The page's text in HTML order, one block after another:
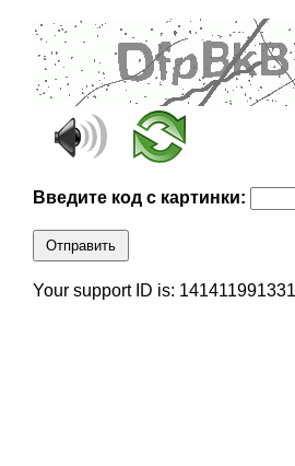
Введите код с картинки:
Отправить
Your support ID is: